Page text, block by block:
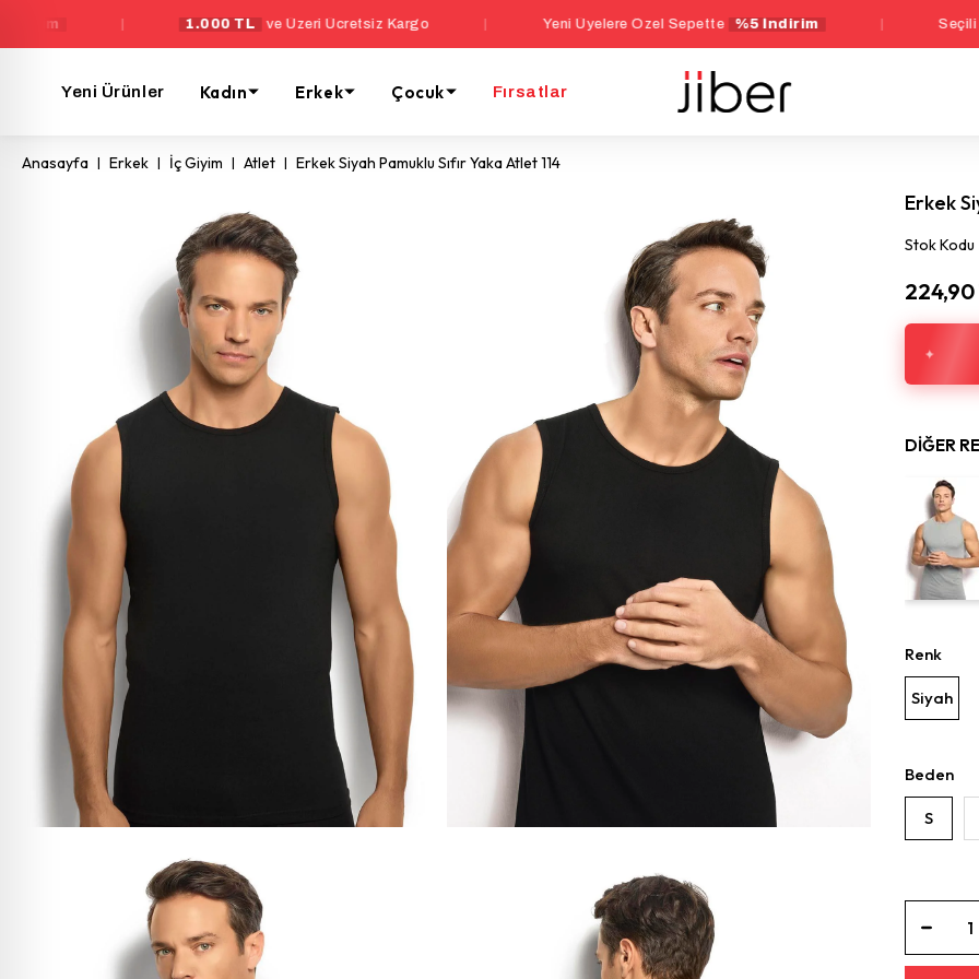
1.000 TL ve Üzeri Ücretsiz Kargo | Yeni Üyelere Özel Sepette %5 İndirim | Seçili İç Giyim
Yeni Ürünler Kadın Erkek Çocuk Fırsatlar
Anasayfa Erkek İç Giyim Atlet Erkek Siyah Pamuklu Sıfır Yaka Atlet 114
Erkek
Stok Kodu
224,90
DIĞER
Renk
Siyah
Beden
S